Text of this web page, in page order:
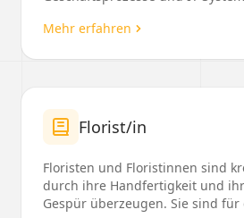
Mehr erfahren
Florist/in
Floristen und Floristinnen sind
durch ihre Handfertigkeit und
Gespür überzeugen. Sie sind für